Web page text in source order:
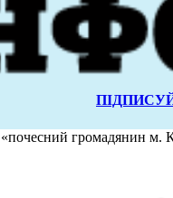
громадянин м.